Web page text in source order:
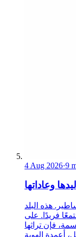
4 Aug 2026·9
وعاداتها
هذه البلد
فريدًا. على
من عدد سكانها الذي يبلغ حوالي 340,000 نسمة، فإن تراثها
أعمدة الهوية